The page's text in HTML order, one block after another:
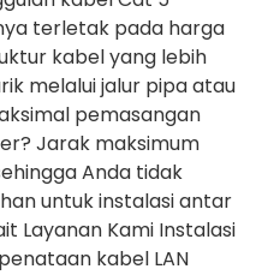
terletak pada harga
kabel yang lebih
melalui jalur pipa atau
pemasangan
Jarak maksimum
Anda tidak
untuk instalasi antar
Layanan Kami Instalasi
kabel LAN